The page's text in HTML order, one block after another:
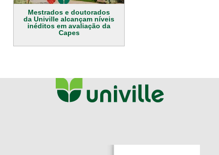
Mestrados e doutorados
da Univille alcançam níveis
inéditos em avaliação da
Capes